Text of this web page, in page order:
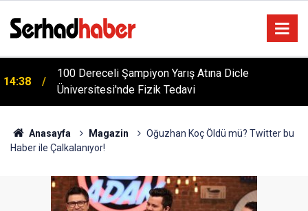
14:38
100 Dereceli Şampiyon Yarış Atına Dicle
Üniversitesi'nde Fizik Tedavi
Anasayfa Magazin
Oğuzhan Koç Öldü mü? Twitter bu
Haber ile Çalkalanıyor!